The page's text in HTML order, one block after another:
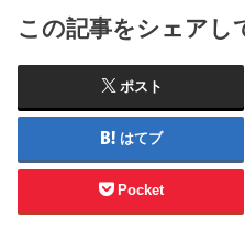
この記事をシェアし
ポスト
はてブ
Pocket